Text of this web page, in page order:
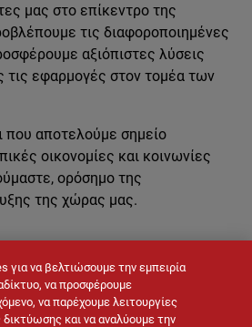
ΜΑΣ
μας στο επίκεντρο της
τις διαφοροποιημένες
αξιόπιστες λύσεις
τις εφαρμογές στον τομέα των
που αποτελούμε σημείο
οικονομίες και κοινωνίες
ορόσημο της
της χώρας μας.
για να βελτιώσουμε την εμπειρία
να προσφέρουμε
να παρέχουμε λειτουργίες
και να αναλύουμε την